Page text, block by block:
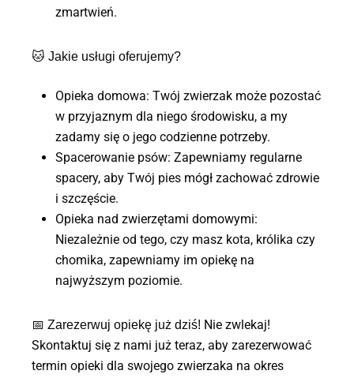
zmartwień.
🐱Jakie usługi oferujemy?
Opieka domowa: Twój zwierzak może pozostać
w przyjaznym dla niego środowisku, a my
zadamy się o jego codzienne potrzeby.
Spacerowanie psów: Zapewniamy regularne
spacery, aby Twój pies mógł zachować zdrowie
i szczęście.
Opieka nad zwierzętami domowymi:
Niezależnie od tego, czy masz kota, królika czy
chomika, zapewniamy im opiekę na
najwyższym poziomie.
📅Zarezerwuj opiekę już dziś! Nie zwlekaj!
Skontaktuj się z nami już teraz, aby zarezerwować
termin opieki dla swojego zwierzaka na okres